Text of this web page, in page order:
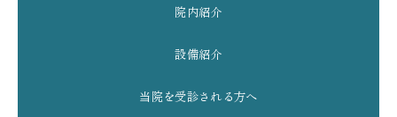
院内紹介
設備紹介
当院を受診される方へ